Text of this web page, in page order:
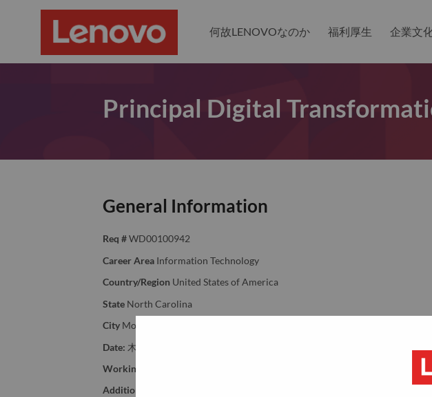
何故LENOVOなのか 福利厚生 企業文
Principal Digital
General Information
Req # WD00100942
Career Area Information Technology
Country/Region United States of America
State North Carolina
City Morrisville
Date: 木曜日, 7月 2, 2026
Working Time:
Additional Locations